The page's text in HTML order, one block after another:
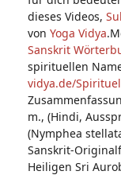
dieses Videos,
von Yoga Vidya
Sanskrit
spirituellen
vidya.de/
m., (Hindi,
(Nymphea
Sanskrit-
Heiligen Sri